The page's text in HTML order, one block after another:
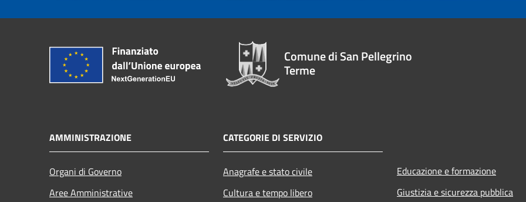
Comune di San Pellegrino
Terme
AMMINISTRAZIONE
Organi di Governo
Aree Amministrative
CATEGORIE DI SERVIZIO
Anagrafe e stato civile
Cultura e tempo libero
Educazione e formazione
Giustizia e sicurezza pubblica